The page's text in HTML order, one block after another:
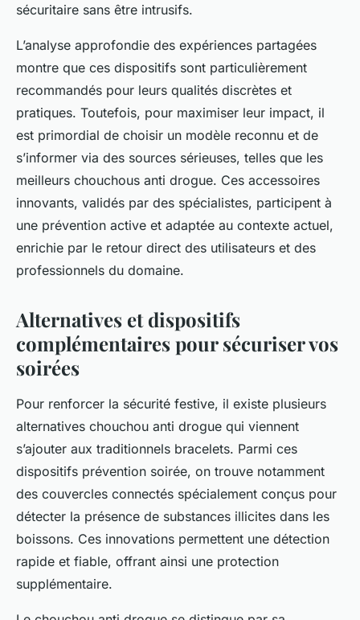
sécuritaire sans être intrusifs.
L’analyse approfondie des expériences partagées
montre que ces dispositifs sont particulièrement
recommandés pour leurs qualités discrètes et
pratiques. Toutefois, pour maximiser leur impact, il
est primordial de choisir un modèle reconnu et de
s’informer via des sources sérieuses, telles que les
meilleurs chouchous anti drogue. Ces accessoires
innovants, validés par des spécialistes, participent à
une prévention active et adaptée au contexte actuel,
enrichie par le retour direct des utilisateurs et des
professionnels du domaine.
Alternatives et dispositifs
complémentaires pour sécuriser vos
soirées
Pour renforcer la sécurité festive, il existe plusieurs
alternatives chouchou anti drogue qui viennent
s’ajouter aux traditionnels bracelets. Parmi ces
dispositifs prévention soirée, on trouve notamment
des couvercles connectés spécialement conçus pour
détecter la présence de substances illicites dans les
boissons. Ces innovations permettent une détection
rapide et fiable, offrant ainsi une protection
supplémentaire.